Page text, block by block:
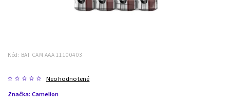
Kód: BAT CAM AAA 11100403
Neohodnotené
Značka: Camelion